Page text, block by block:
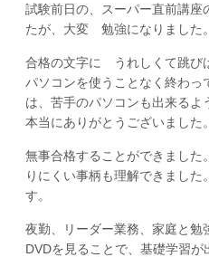
試験前日の、スーパー直前講座
たが、大変 勉強になりました
合格の文字に うれしくて跳び
パソコンを使うことなく終わっ
は、苦手のパソコンも出来るよ
本当にありがとうございました
無事合格することができました
りにくい事柄も理解できました
す。
夜勤、リーダー業務、家庭と勉
DVDを見ることで、基礎学習が